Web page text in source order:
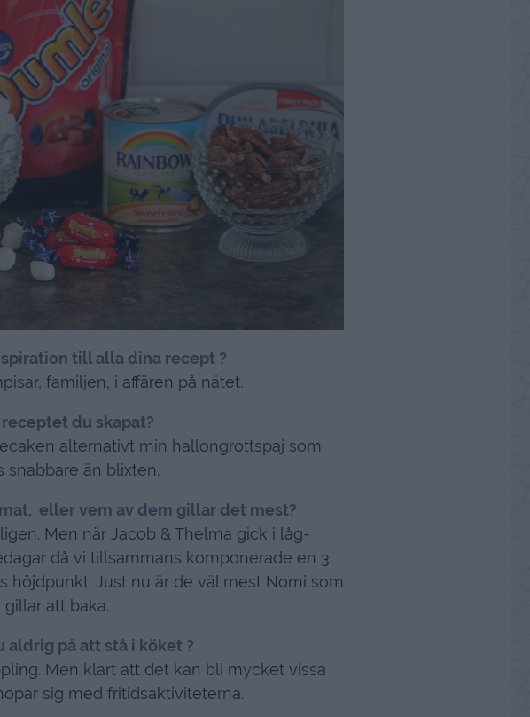
till alla dina recept ?
familjen, i affären på nätet.
receptet du skapat?
alternativt min hallongrottspaj som
snabbare än blixten.
eller vem av dem gillar det mest?
Men när Jacob & Thelma gick i låg-
då vi tillsammans komponerade en 3
höjdpunkt. Just nu är de väl mest Nomi som
gillar att baka.
aldrig på att stå i köket ?
Men klart att det kan bli mycket vissa
sig med fritidsaktiviteterna.